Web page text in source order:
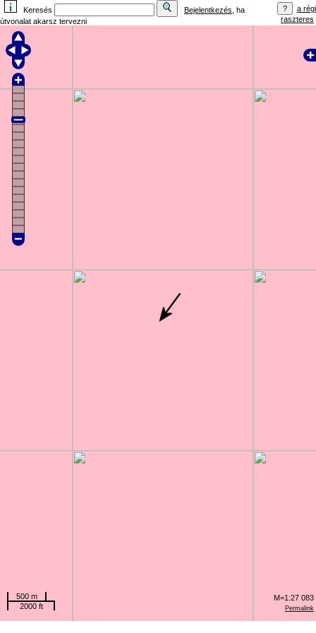
Keresés Bejelentkezés , ha
útvonalat akarsz tervezni
a régi
raszteres
Permalink
500 m
2000 ft
M=1:27 083